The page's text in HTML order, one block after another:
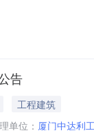
价182892元工期
告
工程建筑
单位： 厦门中达利